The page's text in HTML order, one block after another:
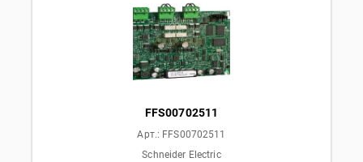
FFS00702511
Арт.: FFS00702511
Schneider Electric